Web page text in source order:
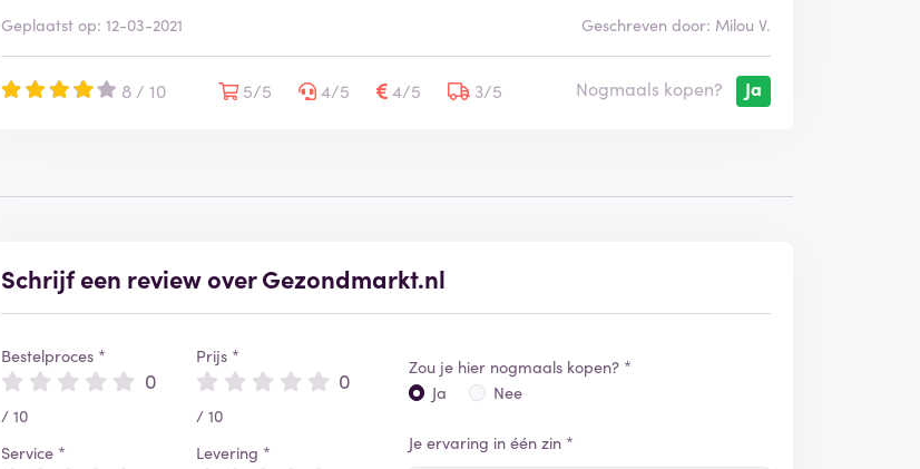
Geplaatst op: 12-03-2021 Geschreven door: Milou V.
8 / 10 5/5 4/5 4/5 3/5 Nogmaals kopen? Ja
Schrijf een review over Gezondmarkt.nl
Bestelproces *
0
/ 10
Service *
Prijs *
0
/ 10
Levering *
Zou je hier nogmaals kopen? *
Ja
Nee
Je ervaring in één zin *